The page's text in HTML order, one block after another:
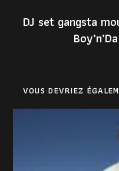
DJ set gangsta
VOUS DEVRIEZ